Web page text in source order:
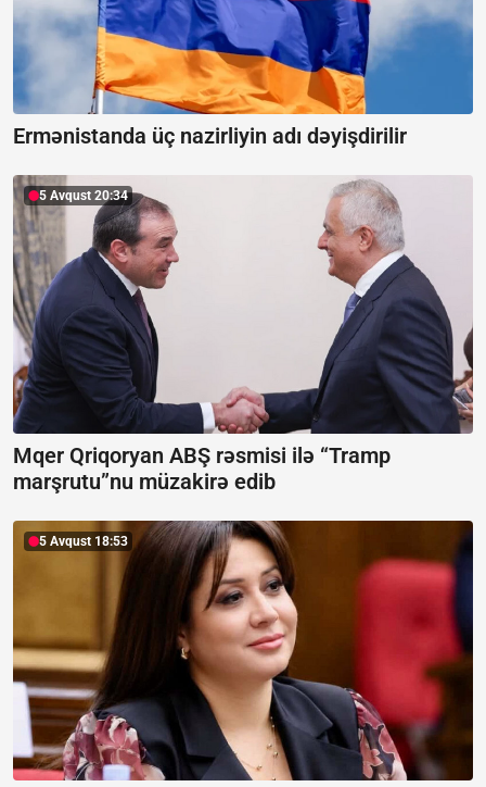
Ermənistanda üç nazirliyin adı dəyişdirilir
5 Avqust 20:34
Mqer Qriqoryan ABŞ rəsmisi ilə “Tramp
marşrutu”nu müzakirə edib
5 Avqust 18:53